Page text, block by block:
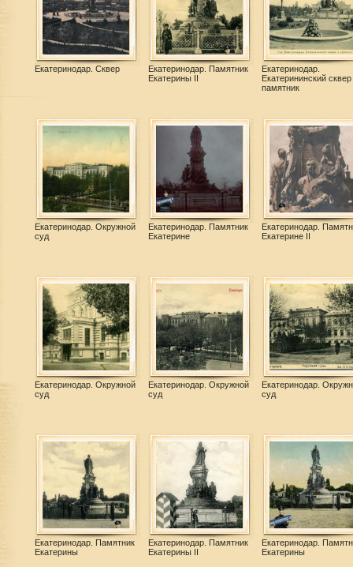
Екатеринодар. Сквер
Екатеринодар. Памятник
Екатерины II
Екатеринодар.
Екатерининский сквер
памятник
Екатеринодар. Окружной
суд
Екатеринодар. Памятник
Екатерине
Екатеринодар.
Екатерине II
Екатеринодар. Окружной
суд
Екатеринодар. Окружной
суд
Екатеринодар.
суд
Екатеринодар. Памятник
Екатерины
Екатеринодар. Памятник
Екатерины II
Екатеринодар.
Екатерины